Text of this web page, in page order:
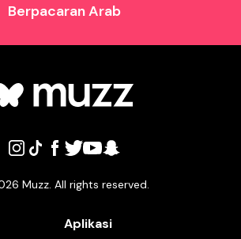
Berpacaran Arab
Muzz. All rights reserved.
Aplikasi